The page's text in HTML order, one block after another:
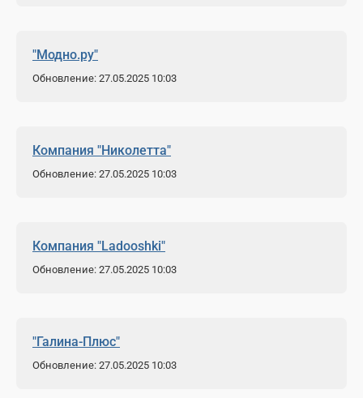
"Модно.ру"
Обновление: 27.05.2025 10:03
Компания "Николетта"
Обновление: 27.05.2025 10:03
Компания "Ladooshki"
Обновление: 27.05.2025 10:03
"Галина-Плюс"
Обновление: 27.05.2025 10:03